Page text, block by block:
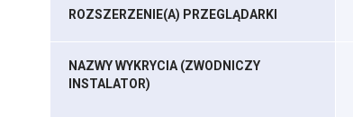
ROZSZERZENIE(A) PRZEGLĄDARKI
NAZWY WYKRYCIA (ZWODNICZY
INSTALATOR)